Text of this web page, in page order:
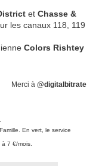
et Chasse &
les canaux 118, 119
Colors Rishtey
Merci à @digitalbitrate
En vert, le service
7 €/mois.